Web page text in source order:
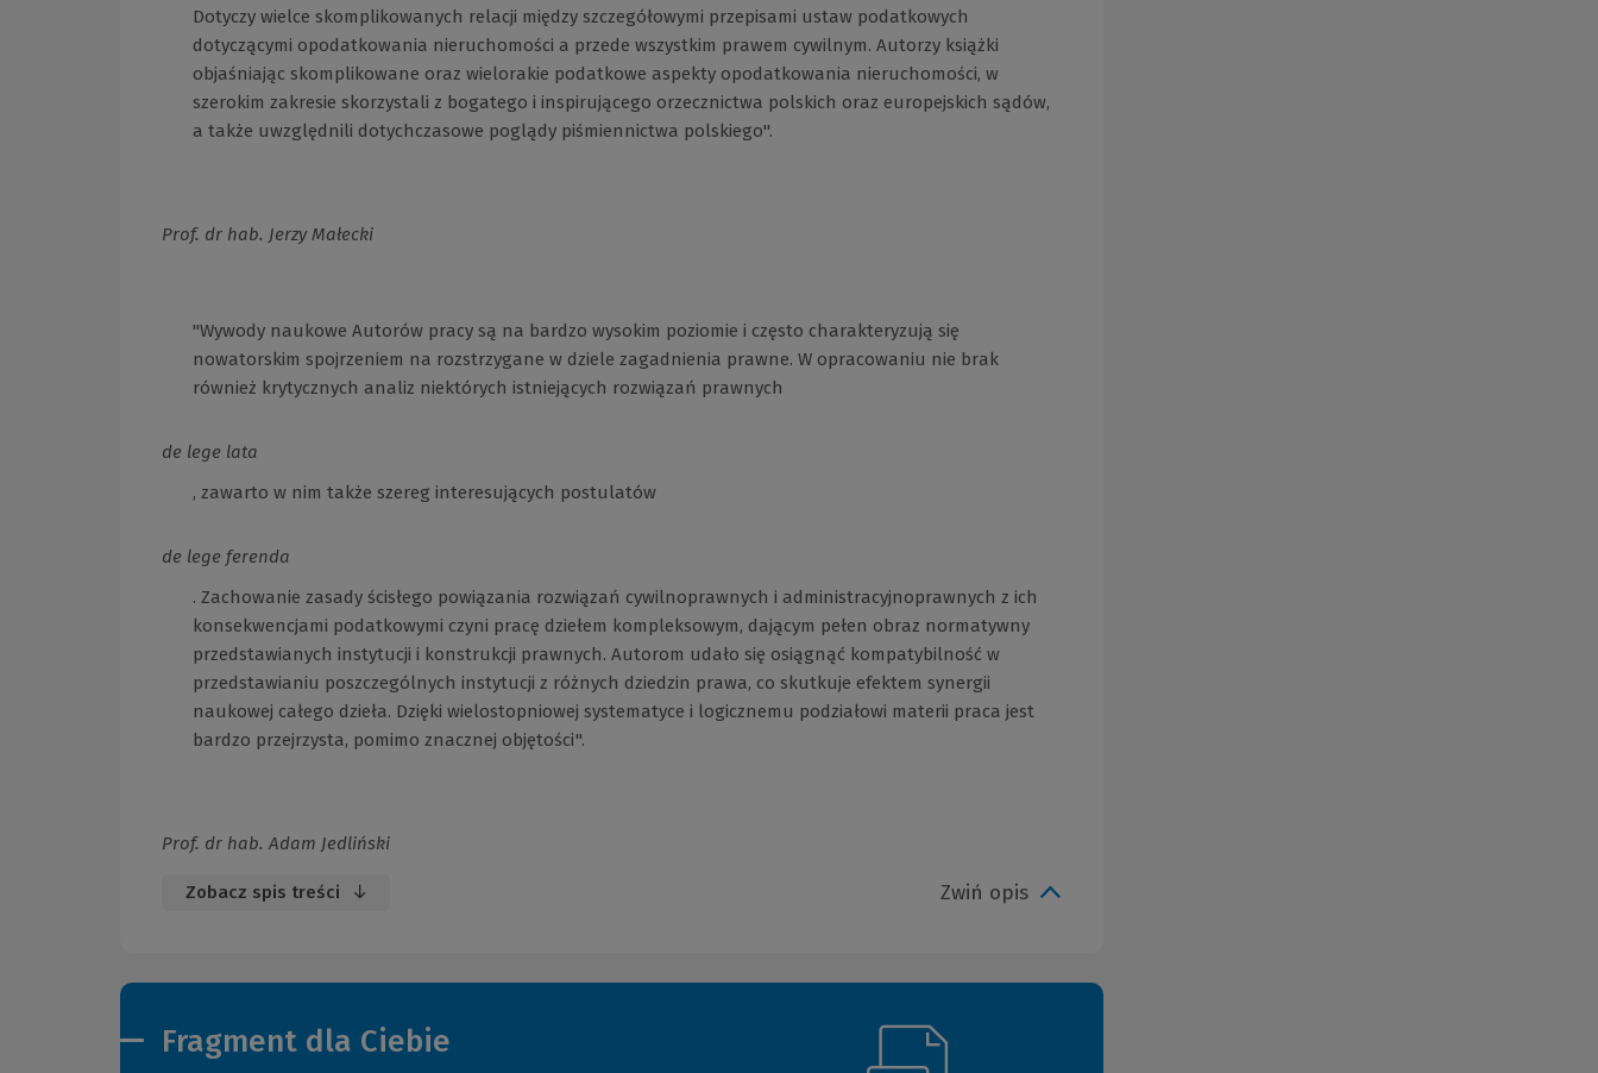
Dotyczy wielce skomplikowanych relacji między szczegółowymi przepisami ustaw podatkowych
dotyczącymi opodatkowania nieruchomości a przede wszystkim prawem cywilnym. Autorzy książki
objaśniając skomplikowane oraz wielorakie podatkowe aspekty opodatkowania nieruchomości, w
szerokim zakresie skorzystali z bogatego i inspirującego orzecznictwa polskich oraz europejskich sądów,
a także uwzględnili dotychczasowe poglądy piśmiennictwa polskiego".
Prof. dr hab. Jerzy Małecki
"Wywody naukowe Autorów pracy są na bardzo wysokim poziomie i często charakteryzują się
nowatorskim spojrzeniem na rozstrzygane w dziele zagadnienia prawne. W opracowaniu nie brak
również krytycznych analiz niektórych istniejących rozwiązań prawnych
de lege lata
, zawarto w nim także szereg interesujących postulatów
de lege ferenda
. Zachowanie zasady ścisłego powiązania rozwiązań cywilnoprawnych i administracyjnoprawnych z ich
konsekwencjami podatkowymi czyni pracę dziełem kompleksowym, dającym pełen obraz normatywny
przedstawianych instytucji i konstrukcji prawnych. Autorom udało się osiągnąć kompatybilność w
przedstawianiu poszczególnych instytucji z różnych dziedzin prawa, co skutkuje efektem synergii
naukowej całego dzieła. Dzięki wielostopniowej systematyce i logicznemu podziałowi materii praca jest
bardzo przejrzysta, pomimo znacznej objętości".
Prof. dr hab. Adam Jedliński
Zobacz spis treści Zwiń opis
Fragment dla Ciebie